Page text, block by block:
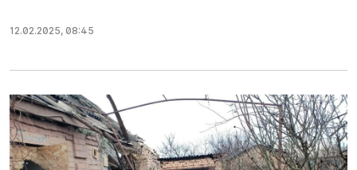
12.02.2025, 08:45